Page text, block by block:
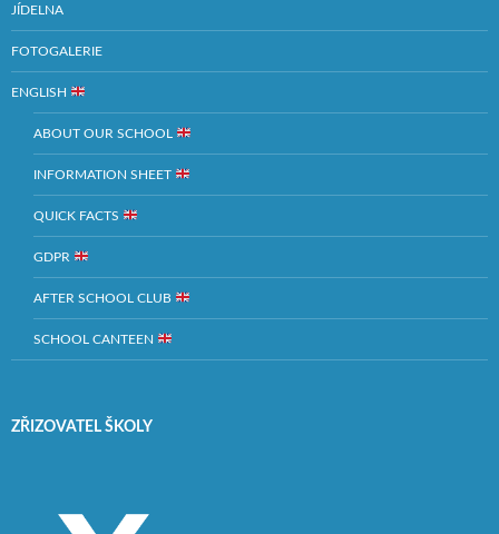
JÍDELNA
FOTOGALERIE
ENGLISH
ABOUT OUR SCHOOL
INFORMATION SHEET
QUICK FACTS
GDPR
AFTER SCHOOL CLUB
SCHOOL CANTEEN
ZŘIZOVATEL ŠKOLY